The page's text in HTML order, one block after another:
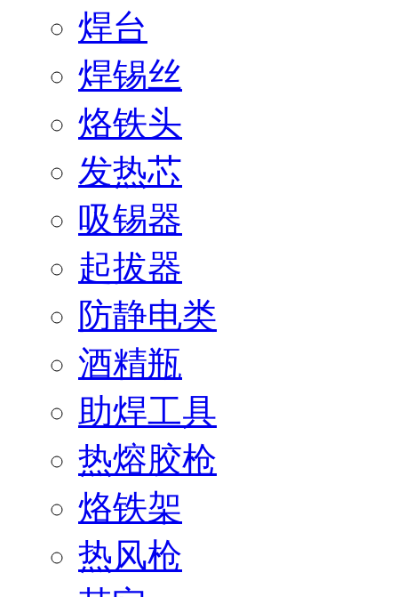
焊台
焊锡丝
烙铁头
发热芯
吸锡器
起拔器
防静电类
酒精瓶
助焊工具
热熔胶枪
烙铁架
热风枪